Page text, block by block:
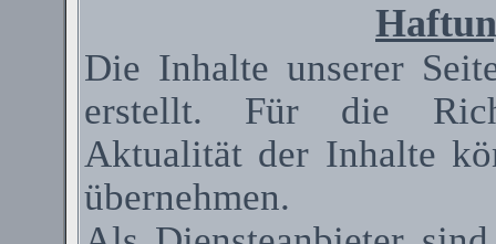
Die Inhalte unserer
erstellt. Für die
Aktualität der Inhalte
übernehmen.